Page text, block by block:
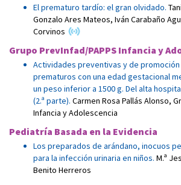
El prematuro tardío: el gran olvidado.
Gonzalo Ares Mateos, Iván Carabaño
Corvinos
Grupo PrevInfad/PAPPS Infancia y
Actividades preventivas y de promoción
prematuros con una edad gestacional
un peso inferior a 1500 g. Del alta
(2.ª parte). Carmen Rosa Pallás Alonso,
Infancia y Adolescencia
Pediatría Basada en la Evidencia
Los preparados de arándano, inocuos
para la infección urinaria en niños. M.ª
Benito Herreros